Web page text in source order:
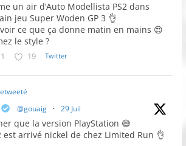
un air d’Auto Modellista PS2 dans
jeu Super Woden GP 3 👌
voir ce que ça donne matin en mains 😍
le style ?
1 19 Twitter
@gouaig · 29 Juil
que la version PlayStation 😅
est arrivé nickel de chez Limited Run 👌